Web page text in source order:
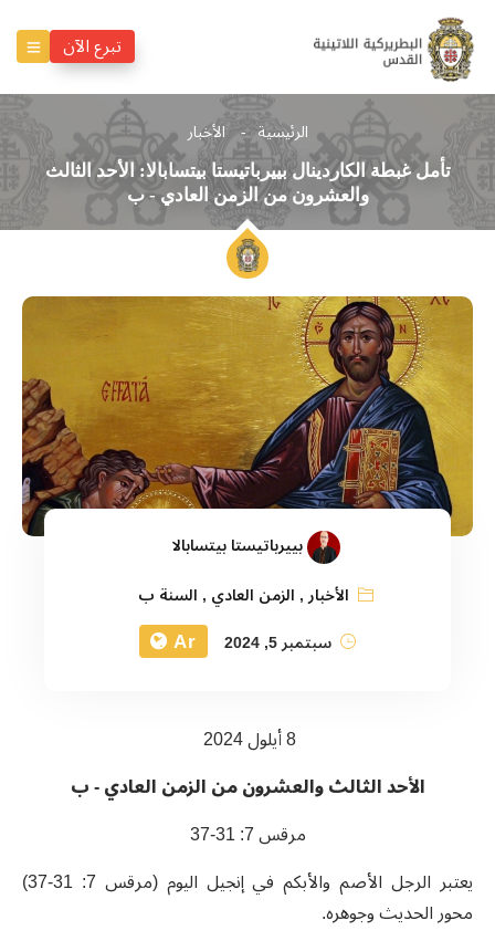
تبرع الآن
الرئيسية الأخبار
تأمل غبطة الكاردينال بييرباتيستا بيتسابالا: الأحد الثالث
والعشرون من الزمن العادي - ب
بييرباتيستا بيتسابالا
الأخبار, الزمن العادي , السنة ب
سبتمبر 5, 2024
Ar
8 أيلول 2024
الأحد الثالث والعشرون من الزمن العادي - ب
مرقس 7: 31-37
يعتبر الرجل الأصم والأبكم في إنجيل اليوم (مرقس 7: 31-37)
محور الحديث وجوهره.